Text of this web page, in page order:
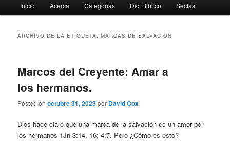
principal
Inicio Acerca Categorias Dic. Biblico Sectas
ARCHIVO DE LA ETIQUETA:MARCAS DE SALVACIÓN
Marcos del Creyente: Amar a
los hermanos.
Posted onoctubre 31, 2023por David Cox
Dios hace claro que una marca de la salvación es un amor por
los hermanos 1Jn 3:14, 16; 4:7. Pero ¿Cómo es esto?